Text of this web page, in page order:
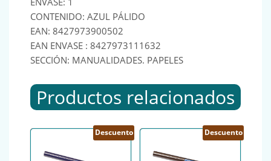
CONTENIDO: AZUL PÁLIDO
EAN: 8427973900502
EAN ENVASE : 8427973111632
SECCIÓN: MANUALIDADES. PAPELES
Productos relacionados
Descuento Descuento